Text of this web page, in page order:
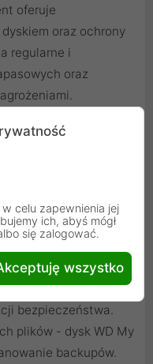
oferuje
oraz ochrony
regularne i
oraz
użytkowania
dysku, aby
bezpieczeństwa.
plików - dysk WD My
backupów.
w celu zapewnienia jej
ich, abyś mógł
się zalogować.
wszystko